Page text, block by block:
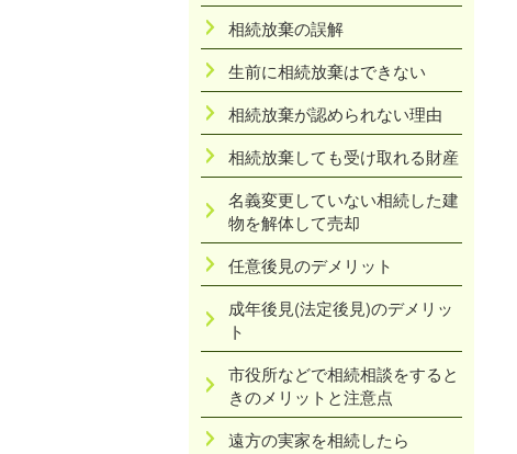
相続放棄の誤解
生前に相続放棄はできない
相続放棄が認められない理由
相続放棄しても受け取れる財産
名義変更していない相続した建
物を解体して売却
任意後見のデメリット
成年後見(法定後見)のデメリッ
ト
市役所などで相続相談をすると
きのメリットと注意点
遠方の実家を相続したら